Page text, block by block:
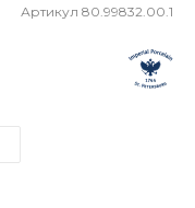
Артикул 80.99832.00.1